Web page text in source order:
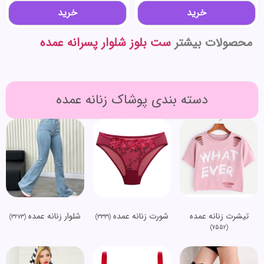
خرید خرید
محصولات بیشتر ست بلوز شلوار پسرانه عمده
دسته بندی پوشاک زنانه عمده
تیشرت زنانه عمده
(7552)
شورت زنانه عمده (3331) شلوار زنانه عمده(3273)